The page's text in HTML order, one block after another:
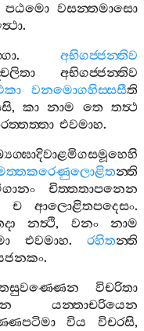
පඨමො වසන‍්තමාසො
.
. අභිගජ‍්ජන‍්තිව
අභිගජ‍්ජන‍්තිව
වනමොගහිස‍්සසීති
,කා නාම තෙ තත්‍ථ
එවමාහ.
න‍්ති
චිත‍්තතාපනෙන
ච ආලොළිතපදෙසං.
නත්‍ථි, වනං
නාම
එවමාහ. රහිතන‍්ති
.
විචරිතා
යන‍්තාචරියෙන
විය විචරසි,